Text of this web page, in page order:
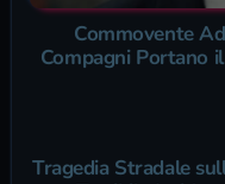
Commovente
Compagni Portano
Tragedia Stradale